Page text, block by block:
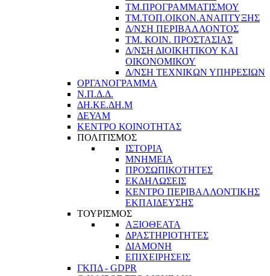
ΤΜ.ΠΡΟΓΡΑΜΜΑΤΙΣΜΟΥ
ΤΜ.ΤΟΠ.ΟΙΚΟΝ.ΑΝΑΠΤΥΞΗΣ
Δ/ΝΣΗ ΠΕΡΙΒΑΛΛΟΝΤΟΣ
ΤΜ. ΚΟΙΝ. ΠΡΟΣΤΑΣΙΑΣ
Δ/ΝΣΗ ΔΙΟΙΚΗΤΙΚΟΥ ΚΑΙ
ΟΙΚΟΝΟΜΙΚΟΥ
Δ/ΝΣΗ ΤΕΧΝΙΚΩΝ ΥΠΗΡΕΣΙΩΝ
ΟΡΓΑΝΟΓΡΑΜΜΑ
Ν.Π.Δ.Δ.
ΔΗ.ΚΕ.ΔΗ.Μ
ΔΕΥΑΜ
ΚΕΝΤΡΟ ΚΟΙΝΟΤΗΤΑΣ
ΠΟΛΙΤΙΣΜΟΣ
ΙΣΤΟΡΙΑ
ΜΝΗΜΕΙΑ
ΠΡΟΣΩΠΙΚΟΤΗΤΕΣ
ΕΚΔΗΛΩΣΕΙΣ
ΚΕΝΤΡΟ ΠΕΡΙΒΑΛΛΟΝΤΙΚΗΣ
ΕΚΠΑΙΔΕΥΣΗΣ
ΤΟΥΡΙΣΜΟΣ
ΑΞΙΟΘΕΑΤΑ
ΔΡΑΣΤΗΡΙΟΤΗΤΕΣ
ΔΙΑΜΟΝΗ
ΕΠΙΧΕΙΡΗΣΕΙΣ
ΓΚΠΔ - GDPR